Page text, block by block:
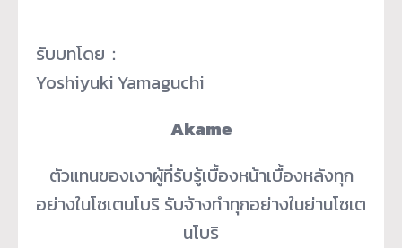
รับบทโดย：
Yoshiyuki Yamaguchi
Akame
ตัวแทนของเงาผู้ที่รับรู้เบื้องหน้าเบื้องหลังทุก
อย่างในโซเตนโบริ รับจ้างทำทุกอย่างในย่านโซเต
นโบริ